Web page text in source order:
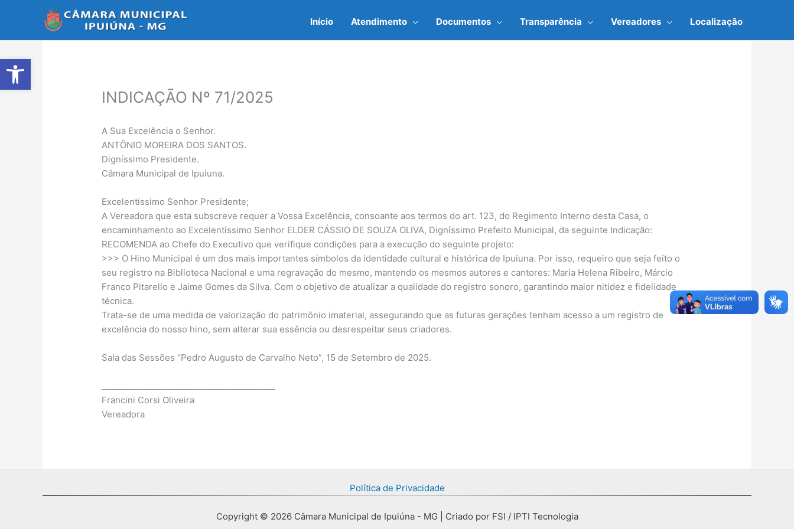
Abrir a barra de ferramentas
Início Atendimento Documentos Transparência Vereadores Localização
INDICAÇÃO Nº 71/2025
A Sua Excelência o Senhor.
ANTÔNIO MOREIRA DOS SANTOS.
Digníssimo Presidente.
Câmara Municipal de Ipuiuna.
Excelentíssimo Senhor Presidente;
A Vereadora que esta subscreve requer a Vossa Excelência, consoante aos termos do art. 123, do Regimento Interno desta Casa, o
encaminhamento ao Excelentíssimo Senhor ELDER CÁSSIO DE SOUZA OLIVA, Digníssimo Prefeito Municipal, da seguinte Indicação:
RECOMENDA ao Chefe do Executivo que verifique condições para a execução do seguinte projeto:
>>> O Hino Municipal é um dos mais importantes símbolos da identidade cultural e histórica de Ipuiuna. Por isso, requeiro que seja feito o
seu registro na Biblioteca Nacional e uma regravação do mesmo, mantendo os mesmos autores e cantores: Maria Helena Ribeiro, Márcio
Franco Pitarello e Jaime Gomes da Silva. Com o objetivo de atualizar a qualidade do registro sonoro, garantindo maior nitidez e fidelidade
técnica.
Trata-se de uma medida de valorização do patrimônio imaterial, assegurando que as futuras gerações tenham acesso a um registro de
excelência do nosso hino, sem alterar sua essência ou desrespeitar seus criadores.
Sala das Sessões “Pedro Augusto de Carvalho Neto”, 15 de Setembro de 2025.
Francini Corsi Oliveira
Vereadora
Política de Privacidade
Copyright © 2026 Câmara Municipal de Ipuiúna - MG | Criado por FSI / IPTI Tecnologia